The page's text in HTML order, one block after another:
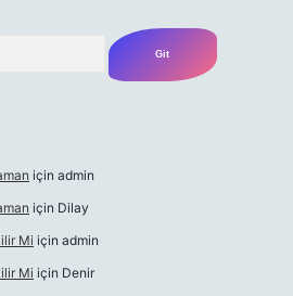
için admin
için Dilay
Mi için admin
Mi için Denir